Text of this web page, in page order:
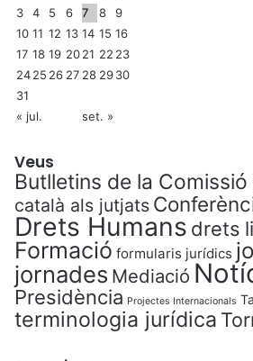
3
4 5 6 7 8
9
10 11 12 13 14 15 16
17 18 19 2021 22 23
2425 26 27 28 2930
31
« jul.
set. »
Veus
Butlletins de la
català als jutjats
Drets Humans drets
Formació formularis jurídics
jornades Mediació
Presidència Projectes Internacionals
terminologia jurídica